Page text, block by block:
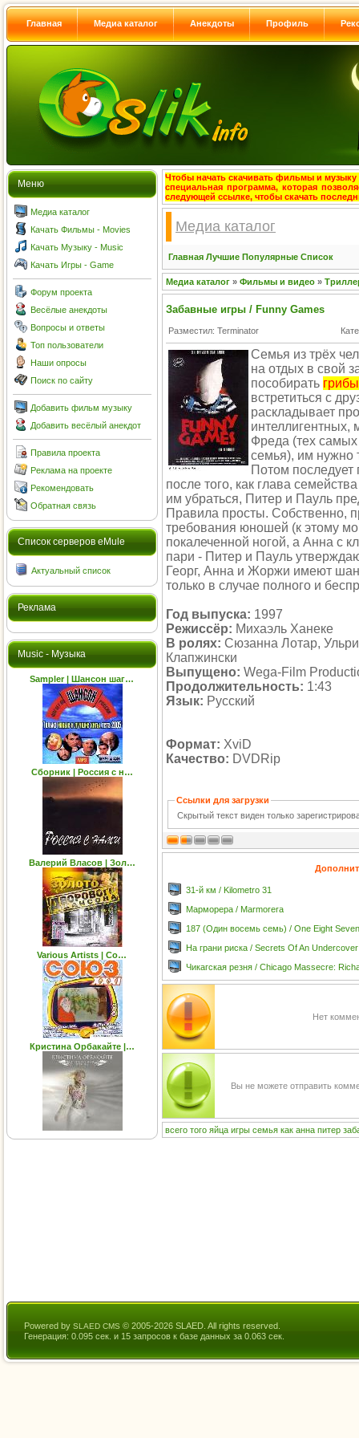
Главная Медиа каталог Анекдоты Профиль
Меню
Медиа каталог
Качать Фильмы - Movies
Качать Музыку - Music
Качать Игры - Game
Форум проекта
Весёлые анекдоты
Вопросы и ответы
Топ пользователи
Наши опросы
Поиск по сайту
Добавить фильм музыку
Добавить весёлый анекдот
Правила проекта
Реклама на проекте
Рекомендовать
Обратная связь
Cписок серверов eMule
Актуальный список
Реклама
Music - Музыка
Sampler | Шансон шаг…
Сборник | Россия с н…
Валерий Власов | Зол…
Various Artists | Со…
Кристина Орбакайте |…
Чтобы начать скачивать фильмы и музыку
специальная программа, которая
следующей ссылке, чтобы скачать
Медиа каталог
Главная Лучшие Популярные Список
Медиа каталог » Фильмы и видео »
Забавные игры / Funny Games
Разместил: Terminator
Семья из трёх
на отдых в свой
пособирать грибы
встретиться с
раскладывает
Фреда (тех самых
семья), им нужно
Потом последует
после того, как глава
им убраться, Питер и Пауль
Правила просты. Собственно,
требования юношей (к этому
покалеченной ногой, а Анна с
пари - Питер и Пауль
Георг, Анна и Жоржи имеют
только в случае полного и
Год выпуска: 1997
Режиссёр: Михаэль Ханеке
В ролях: Сюзанна Лотар,
Клапжински
Выпущено: Wega-Film
Продолжительность: 1:43
Язык: Русский
Формат: XviD
Качество: DVDRip
Ссылки для загрузки
Скрытый текст виден только
31-й км / Kilometro 31
Марморера / Marmorera
187 (Один восемь семь) / One Eight Seven
На грани риска / Secrets Of An
Чикагская резня / Chicago Massecre:
Нет
Вы не можете отправить
всего того яйца игры семья как анна питер
Powered by SLAED CMS © 2005-2026 SLAED. All rights reserved.
Генерация: 0.095 сек. и 15 запросов к базе данных за 0.063 сек.